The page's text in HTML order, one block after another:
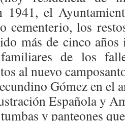
1941, el
cementerio, los
más de cinco años
de los
al nuevo
Gómez en el
Española y
y panteones